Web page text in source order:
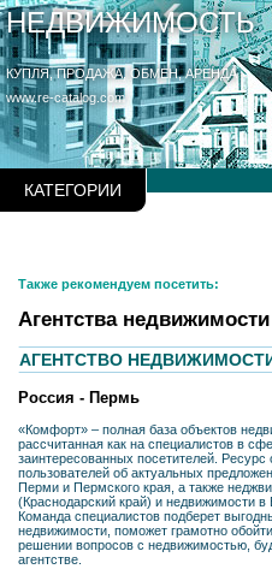
НЕДВИЖИМОСТЬ
КУПЛЯ, ПРОДАЖА, ОБМЕН, АРЕНДА
www.re-catalog.com
КАТЕГОРИИ
Также рекомендуем посетить:
Агентства недвижимости
АГЕНТСТВО
Россия - Пермь
«Комфорт» – полная база объектов
рассчитанная как на специалистов в
заинтересованных посетителей.
пользователей об актуальных
Перми и Пермского края, а также
(Краснодарский край) и недвижимости в
Команда специалистов подберет
недвижимости, поможет грамотно
решении вопросов с недвижимостью,
агентстве.